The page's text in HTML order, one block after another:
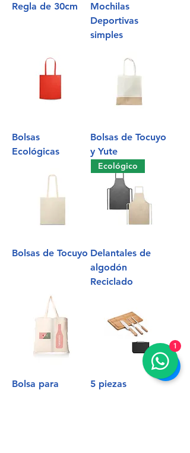
Regla de 30cm
Mochilas
Deportivas
simples
Bolsas
Ecológicas
Bolsas de Tocuyo
y Yute
Bolsas de Tocuyo
Ecológico
Delantales de
algodón
Reciclado
Bolsa para
5 piezas
1